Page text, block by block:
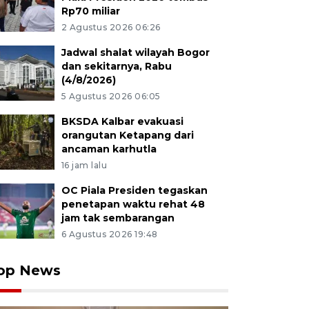
Rp70 miliar
2 Agustus 2026 06:26
Jadwal shalat wilayah Bogor
dan sekitarnya, Rabu
(4/8/2026)
5 Agustus 2026 06:05
BKSDA Kalbar evakuasi
orangutan Ketapang dari
ancaman karhutla
16 jam lalu
OC Piala Presiden tegaskan
penetapan waktu rehat 48
jam tak sembarangan
6 Agustus 2026 19:48
News